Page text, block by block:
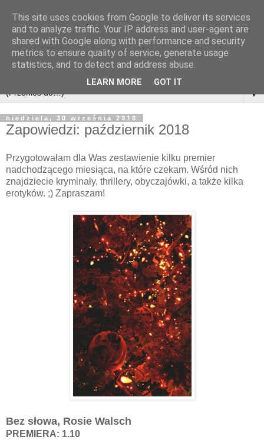
▼
niedziela, 30 września 2018
Zapowiedzi: październik 2018
Przygotowałam dla Was zestawienie kilku premier
nadchodzącego miesiąca, na które czekam. Wśród nich
znajdziecie kryminały, thrillery, obyczajówki, a także kilka
erotyków. ;) Zapraszam!
Bez słowa, Rosie Walsch
PREMIERA: 1.10
This site uses cookies from Google to deliver its services
and to analyze traffic. Your IP address and user-agent are
shared with Google along with performance and security
metrics to ensure quality of service, generate usage
statistics, and to detect and address abuse.
LEARN MORE GOT IT